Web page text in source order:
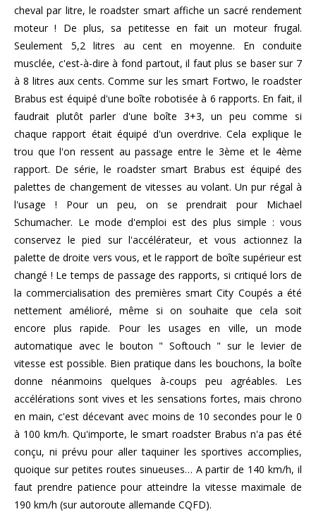
cheval par litre, le roadster smart affiche un sacré rendement
moteur ! De plus, sa petitesse en fait un moteur frugal.
Seulement 5,2 litres au cent en moyenne. En conduite
musclée, c'est-à-dire à fond partout, il faut plus se baser sur 7
à 8 litres aux cents. Comme sur les smart Fortwo, le roadster
Brabus est équipé d'une boîte robotisée à 6 rapports. En fait, il
faudrait plutôt parler d'une boîte 3+3, un peu comme si
chaque rapport était équipé d'un overdrive. Cela explique le
trou que l'on ressent au passage entre le 3ème et le 4ème
rapport. De série, le roadster smart Brabus est équipé des
palettes de changement de vitesses au volant. Un pur régal à
l'usage ! Pour un peu, on se prendrait pour Michael
Schumacher. Le mode d'emploi est des plus simple : vous
conservez le pied sur l'accélérateur, et vous actionnez la
palette de droite vers vous, et le rapport de boîte supérieur est
changé ! Le temps de passage des rapports, si critiqué lors de
la commercialisation des premières smart City Coupés a été
nettement amélioré, même si on souhaite que cela soit
encore plus rapide. Pour les usages en ville, un mode
automatique avec le bouton " Softouch " sur le levier de
vitesse est possible. Bien pratique dans les bouchons, la boîte
donne néanmoins quelques à-coups peu agréables. Les
accélérations sont vives et les sensations fortes, mais chrono
en main, c'est décevant avec moins de 10 secondes pour le 0
à 100 km/h. Qu'importe, le smart roadster Brabus n'a pas été
conçu, ni prévu pour aller taquiner les sportives accomplies,
quoique sur petites routes sinueuses… A partir de 140 km/h, il
faut prendre patience pour atteindre la vitesse maximale de
190 km/h (sur autoroute allemande CQFD).